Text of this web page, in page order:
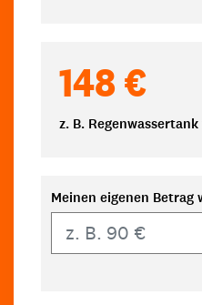
148 €
z. B.
Meinen eigenen Betrag